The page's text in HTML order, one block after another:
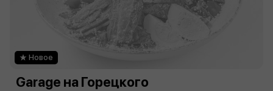
Новое
Garage на Горецкого